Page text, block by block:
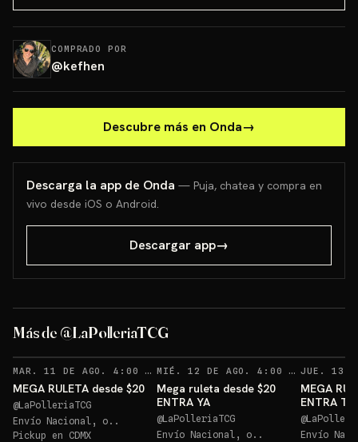
COMPRADO POR
@kefhen
Descubre más en Onda→
Descarga la app de Onda — Puja, chatea y compra en
vivo desde iOS o Android.
Descargar app→
Más de @LaPolleriaTCG
MAR. 11 DE AGO. 4:00 AM · 162RECORDATORIOS
MEGA RULETA desde $20
@LaPolleriaTCG
Envío Nacional, o..
Pickup en CDMX
MIÉ. 12 DE AGO. 4:00 AM · 147
Mega ruleta desde $20
ENTRA YA
@LaPolleriaTCG
Envío Nacional, o..
MEGA
ENTRA T
@
Envío